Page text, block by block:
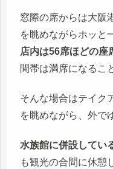
窓際の席からは大阪
を眺めながらホッと
店内は56席ほどの座
間帯は満席になるこ
そんな場合はテイク
を眺めながら、外で
水族館に併設してい
も観光の合間に休憩